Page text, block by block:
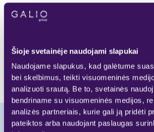
Šioje svetainėje naudojami slapukai
Naudojame slapukus, kad galėtume
bei skelbimus, teikti visuomeninės
analizuoti srautą. Be to, svetainės
bendriname su visuomeninės medijos,
analizės partneriais, kurie gali ją pridėti
pateiktos arba naudojant paslaugas
Pasirinktas
Parduotas